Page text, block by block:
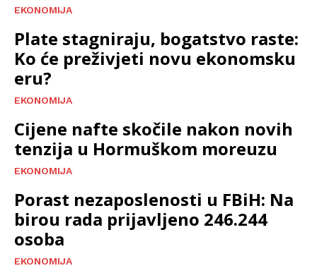
EKONOMIJA
Plate stagniraju, bogatstvo raste:
Ko će preživjeti novu ekonomsku
eru?
EKONOMIJA
Cijene nafte skočile nakon novih
tenzija u Hormuškom moreuzu
EKONOMIJA
Porast nezaposlenosti u FBiH: Na
birou rada prijavljeno 246.244
osoba
EKONOMIJA